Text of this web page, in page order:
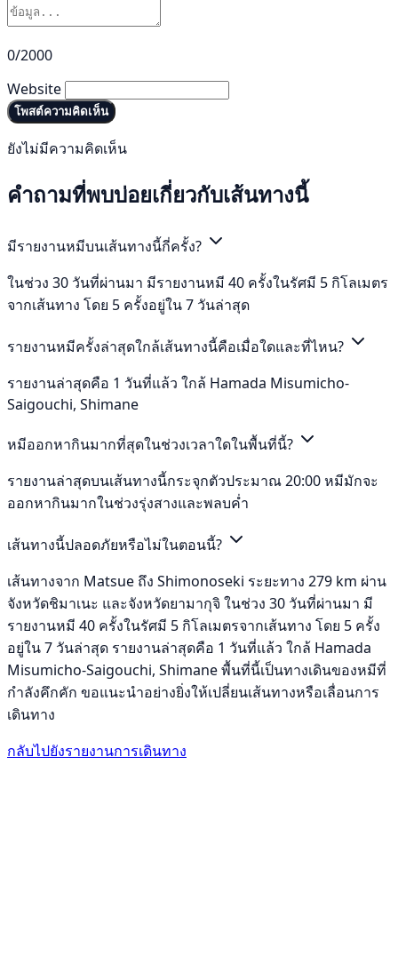
0/2000
Website
โพสต์ความคิดเห็น
ยังไม่มีความคิดเห็น
คำถามที่พบบ่อยเกี่ยวกับเส้นทางนี้
มีรายงานหมีบนเส้นทางนี้กี่ครั้ง?
ในช่วง 30 วันที่ผ่านมา มีรายงานหมี 40 ครั้งในรัศมี 5 กิโลเมตร
จากเส้นทาง โดย 5 ครั้งอยู่ใน 7 วันล่าสุด
รายงานหมีครั้งล่าสุดใกล้เส้นทางนี้คือเมื่อใดและที่ไหน?
รายงานล่าสุดคือ 1 วันที่แล้ว ใกล้ Hamada Misumicho-
Saigouchi, Shimane
หมีออกหากินมากที่สุดในช่วงเวลาใดในพื้นที่นี้?
รายงานล่าสุดบนเส้นทางนี้กระจุกตัวประมาณ 20:00 หมีมักจะ
ออกหากินมากในช่วงรุ่งสางและพลบค่ำ
เส้นทางนี้ปลอดภัยหรือไม่ในตอนนี้?
เส้นทางจาก Matsue ถึง Shimonoseki ระยะทาง 279 km ผ่าน
จังหวัดชิมาเนะ และจังหวัดยามากุจิ ในช่วง 30 วันที่ผ่านมา มี
รายงานหมี 40 ครั้งในรัศมี 5 กิโลเมตรจากเส้นทาง โดย 5 ครั้ง
อยู่ใน 7 วันล่าสุด รายงานล่าสุดคือ 1 วันที่แล้ว ใกล้ Hamada
Misumicho-Saigouchi, Shimane พื้นที่นี้เป็นทางเดินของหมีที่
กำลังคึกคัก ขอแนะนำอย่างยิ่งให้เปลี่ยนเส้นทางหรือเลื่อนการ
เดินทาง
กลับไปยังรายงานการเดินทาง